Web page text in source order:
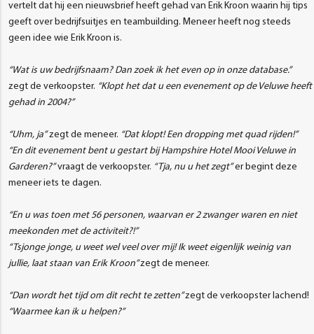
vertelt dat hij een nieuwsbrief heeft gehad van Erik Kroon waarin hij tips
geeft over bedrijfsuitjes en teambuilding. Meneer heeft nog steeds
geen idee wie Erik Kroon is.
“Wat is uw bedrijfsnaam? Dan zoek ik het even op in onze database.”
zegt de verkoopster. “Klopt het dat u een evenement op de Veluwe heeft
gehad in 2004?”
“Uhm, ja”zegt de meneer. “Dat klopt! Een dropping met quad rijden!”
“En dit evenement bent u gestart bij Hampshire Hotel Mooi Veluwe in
Garderen?”vraagt de verkoopster. “Tja, nu u het zegt”er begint deze
meneer iets te dagen.
“En u was toen met 56 personen, waarvan er 2 zwanger waren en niet
meekonden met de activiteit?!”
“Tsjonge jonge, u weet wel veel over mij! Ik weet eigenlijk weinig van
jullie, laat staan van Erik Kroon”zegt de meneer.
“Dan wordt het tijd om dit recht te zetten”zegt de verkoopster lachend!
“Waarmee kan ik u helpen?”